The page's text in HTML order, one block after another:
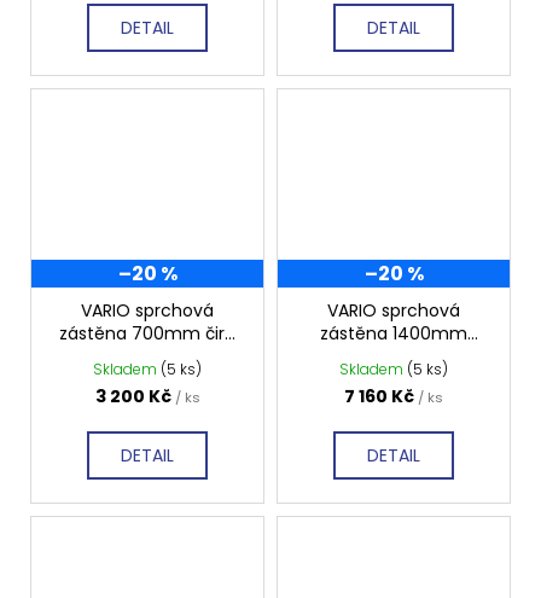
DETAIL DETAIL
–20 %
VARIO sprchová
zástěna 700mm čiré
sklo GX1270
Skladem (5 ks)
3 200 Kč / ks
DETAIL
–20 %
VARIO sprchová
zástěna 1400mm
matné sklo GX1414
Skladem (5 ks)
7 160 Kč / ks
DETAIL